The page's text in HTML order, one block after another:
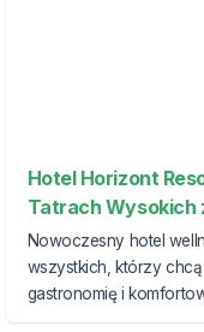
Hotel Horizont
Tatrach Wysokich
Nowoczesny hotel
wszystkich, którzy chcą
gastronomię i